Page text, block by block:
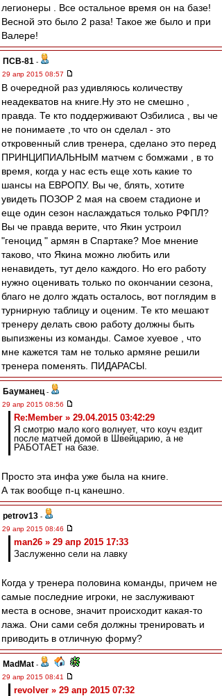
легионеры . Все остальное время он на базе!
Весной это было 2 раза! Такое же было и при
Валере!
ПСВ-81 -
29 апр 2015 08:57
В очередной раз удивляюсь количеству
неадекватов на книге.Ну это не смешно ,
правда. Те кто поддерживают Озбилиса , вы че
не понимаете ,то что он сделал - это
откровенный слив тренера, сделано это перед
ПРИНЦИПИАЛЬНЫМ матчем с бомжами , в то
время, когда у нас есть еще хоть какие то
шансы на ЕВРОПУ. Вы че, блять, хотите
увидеть ПОЗОР 2 мая на своем стадионе и
еще один сезон наслаждаться только РФПЛ?
Вы че правда верите, что Якин устроил
"геноцид " армян в Спартаке? Мое мнение
таково, что Якина можно любить или
ненавидеть, тут дело каждого. Но его работу
нужно оценивать только по окончании сезона,
благо не долго ждать осталось, вот поглядим в
турнирную таблицу и оценим. Те кто мешают
тренеру делать свою работу должны быть
выпизжены из команды. Самое хуевое , что
мне кажется там не только армяне решили
тренера поменять. ПИДАРАСЫ.
Бауманец -
29 апр 2015 08:56
Re:Member » 29.04.2015 03:42:29
Я смотрю мало кого волнует, что коуч ездит
после матчей домой в Швейцарию, а не
РАБОТАЕТ на базе.
Просто эта инфа уже была на книге.
А так вообще п-ц канешно.
petrov13 -
29 апр 2015 08:46
man26 » 29 апр 2015 17:33
Заслуженно сели на лавку
Когда у тренера половина команды, причем не
самые последние игроки, не заслуживают
места в основе, значит происходит какая-то
лажа. Они сами себя должны тренировать и
приводить в отличную форму?
MadMat -
29 апр 2015 08:41
revolver » 29 апр 2015 07:32